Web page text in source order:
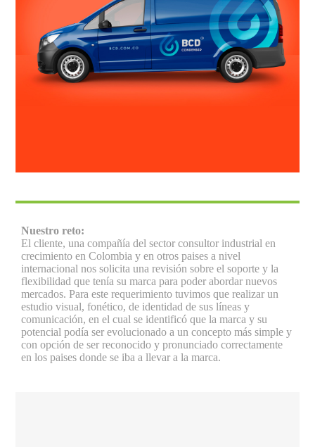
Nuestro reto:
El cliente, una compañía del sector consultor industrial en
crecimiento en Colombia y en otros paises a nivel
internacional nos solicita una revisión sobre el soporte y la
flexibilidad que tenía su marca para poder abordar nuevos
mercados. Para este requerimiento tuvimos que realizar un
estudio visual, fonético, de identidad de sus líneas y
comunicación, en el cual se identificó que la marca y su
potencial podía ser evolucionado a un concepto más simple y
con opción de ser reconocido y pronunciado correctamente
en los paises donde se iba a llevar a la marca.